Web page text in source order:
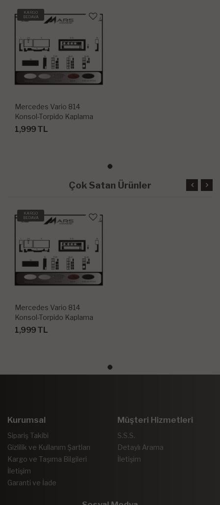
KARGO
BEDAVA
Mercedes Vario 814
Konsol-Torpido Kaplama
1996 35 Parça
1,999 TL
Çok Satan Ürünler
KARGO
BEDAVA
Mercedes Vario 814
Konsol-Torpido Kaplama
1996 35 Parça
1,999 TL
Kurumsal
Sipariş Takibi
Gizlilik ve Kullanım Şartları
Kargo ve Taşıma Bilgileri
İletişim
Garanti ve İade
Müşteri Hizmetleri
S.S.S.
Detaylı Arama
İletişim